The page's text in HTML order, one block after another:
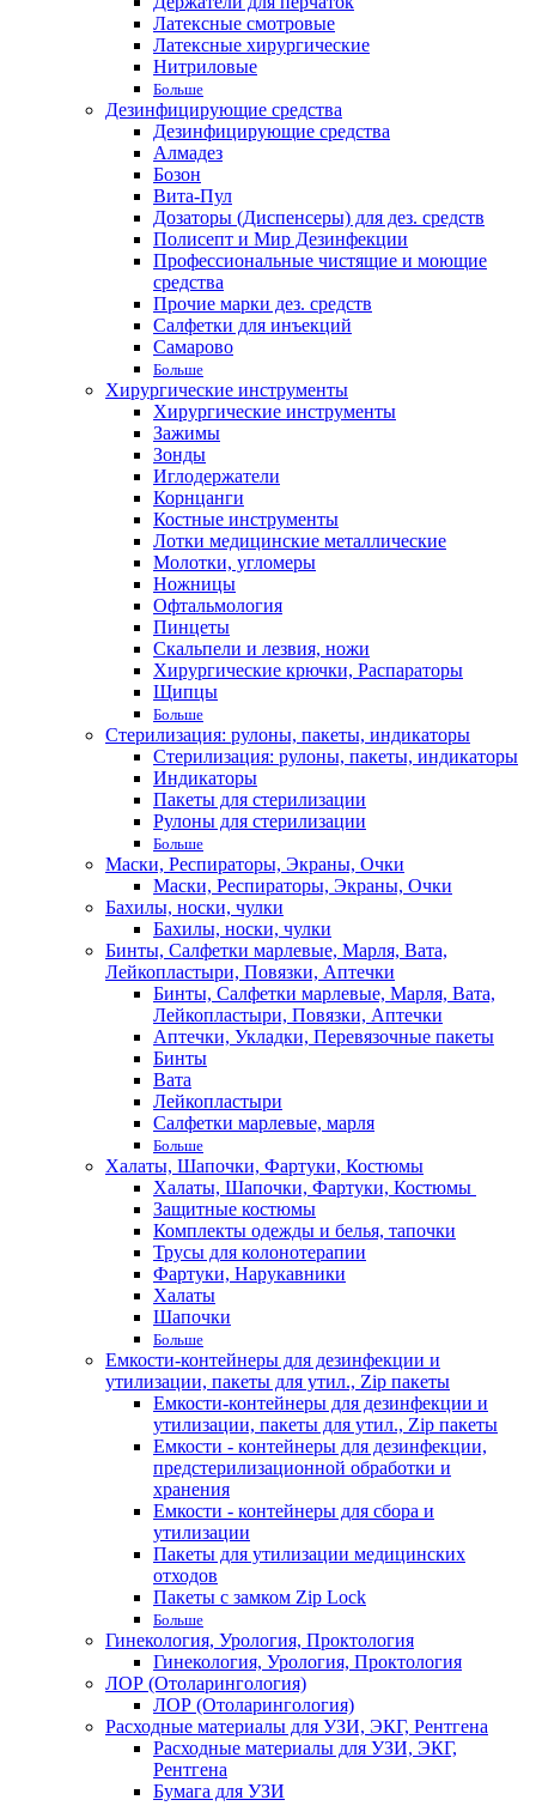
Латексные смотровые
Латексные хирургические
Нитриловые
Больше
Дезинфицирующие средства
Дезинфицирующие средства
Алмадез
Бозон
Вита-Пул
Дозаторы (Диспенсеры) для дез. средств
Полисепт и Мир Дезинфекции
Профессиональные чистящие и моющие
средства
Прочие марки дез. средств
Салфетки для инъекций
Самарово
Больше
Хирургические инструменты
Хирургические инструменты
Зажимы
Зонды
Иглодержатели
Корнцанги
Костные инструменты
Лотки медицинские металлические
Молотки, угломеры
Ножницы
Офтальмология
Пинцеты
Скальпели и лезвия, ножи
Хирургические крючки, Распараторы
Щипцы
Больше
Стерилизация: рулоны, пакеты, индикаторы
Стерилизация: рулоны, пакеты, индикаторы
Индикаторы
Пакеты для стерилизации
Рулоны для стерилизации
Больше
Маски, Респираторы, Экраны, Очки
Маски, Респираторы, Экраны, Очки
Бахилы, носки, чулки
Бахилы, носки, чулки
Бинты, Салфетки марлевые, Марля, Вата,
Лейкопластыри, Повязки, Аптечки
Бинты, Салфетки марлевые, Марля, Вата,
Лейкопластыри, Повязки, Аптечки
Аптечки, Укладки, Перевязочные пакеты
Бинты
Вата
Лейкопластыри
Салфетки марлевые, марля
Больше
Халаты, Шапочки, Фартуки, Костюмы
Халаты, Шапочки, Фартуки, Костюмы
Защитные костюмы
Комплекты одежды и белья, тапочки
Трусы для колонотерапии
Фартуки, Нарукавники
Халаты
Шапочки
Больше
Емкости-контейнеры для дезинфекции и
утилизации, пакеты для утил., Zip пакеты
Емкости-контейнеры для дезинфекции и
утилизации, пакеты для утил., Zip пакеты
Емкости - контейнеры для дезинфекции,
предстерилизационной обработки и
хранения
Емкости - контейнеры для сбора и
утилизации
Пакеты для утилизации медицинских
отходов
Пакеты с замком Zip Lock
Больше
Гинекология, Урология, Проктология
Гинекология, Урология, Проктология
ЛОР (Отоларингология)
ЛОР (Отоларингология)
Расходные материалы для УЗИ, ЭКГ, Рентгена
Расходные материалы для УЗИ, ЭКГ,
Рентгена
Бумага для УЗИ